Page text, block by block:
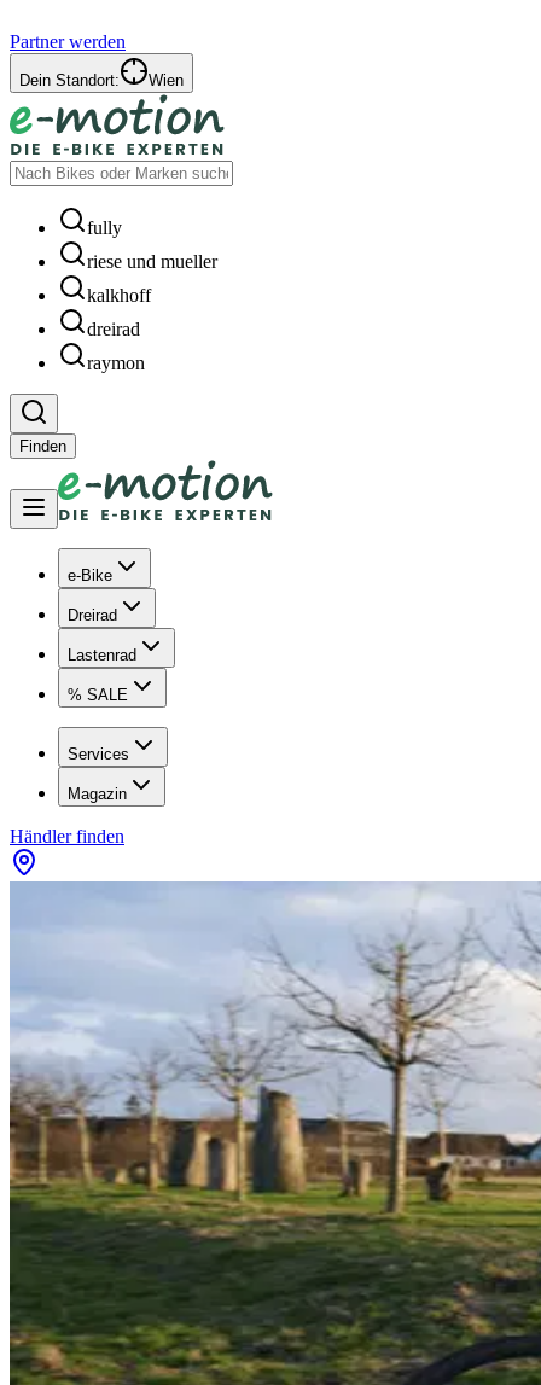
Partner werden
Dein Standort: Wien
fully
riese und mueller
kalkhoff
dreirad
raymon
Finden
e-Bike
Dreirad
Lastenrad
% SALE
Services
Magazin
Händler finden